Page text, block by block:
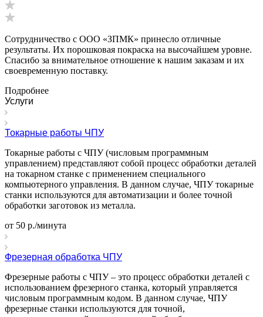
Сотрудничество с ООО «ЗПМК» принесло отличные
результаты. Их порошковая покраска на высочайшем уровне.
Спасибо за внимательное отношение к нашим заказам и их
своевременную поставку.
Подробнее
Услуги
Токарные работы ЧПУ
Токарные работы с ЧПУ (числовым программным
управлением) представляют собой процесс обработки деталей
на токарном станке с применением специального
компьютерного управления. В данном случае, ЧПУ токарные
станки используются для автоматизации и более точной
обработки заготовок из металла.
от 50 р./минута
Фрезерная обработка ЧПУ
Фрезерные работы с ЧПУ – это процесс обработки деталей с
использованием фрезерного станка, который управляется
числовым программным кодом. В данном случае, ЧПУ
фрезерные станки используются для точной,